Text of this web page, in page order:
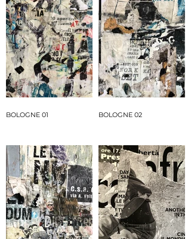
BOLOGNE 01 BOLOGNE 02